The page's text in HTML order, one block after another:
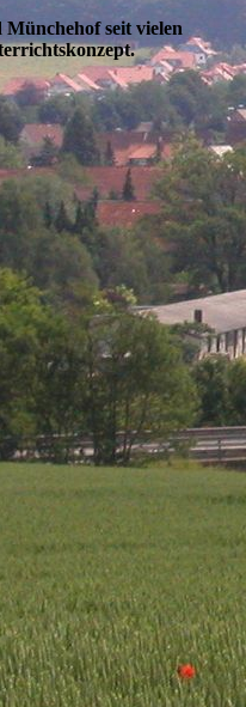
seit vielen